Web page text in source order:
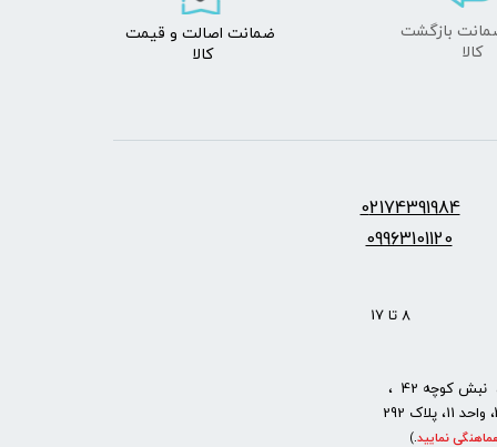
​​​​​​​کالا
ضمانت اصالت و قیمت​​​​​​​
کالا ​​​​​​​
02174391984
09963101120
8 تا 17
کوچه 42 ،
نمایید.
)